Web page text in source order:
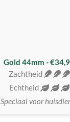
Gold 44mm -
Zachtheid
Echtheid
Speciaal voor